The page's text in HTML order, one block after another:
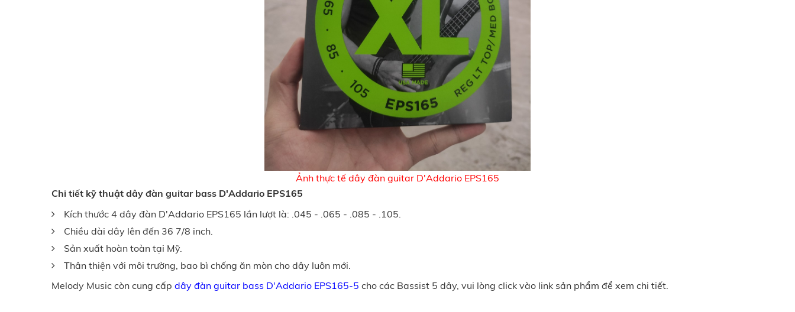
Ảnh thực tế dây đàn guitar D'Addario EPS165
Chi tiết kỹ thuật dây đàn guitar bass D'Addario EPS165
Kích thước 4 dây đàn D'Addario EPS165 lần lượt là: .045 - .065 - .085 - .105.
Chiều dài dây lên đến 36 7/8 inch.
Sản xuất hoàn toàn tại Mỹ.
Thân thiện với môi trường, bao bì chống ăn mòn cho dây luôn mới.
Melody Music còn cung cấp dây đàn guitar bass D'Addario EPS165-5 cho các Bassist 5 dây, vui lòng click vào link sản phẩm để xem chi tiết.